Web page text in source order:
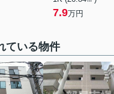
7.9万円
ている物件